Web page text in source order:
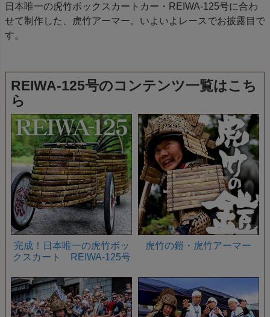
日本唯一の虎竹ボックスカートカー・REIWA-125号に合わ
せて制作した、虎竹アーマー。いよいよレースでお披露目で
す。
REIWA-125号のコンテンツ一覧はこち
ら
完成！日本唯一の虎竹ボッ
クスカート REIWA-125号
虎竹の鎧・虎竹アーマー